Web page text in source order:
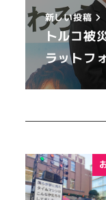
新しい投稿
トルコ被
ラットフ